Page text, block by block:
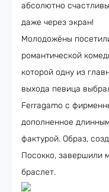
абсолютно
даже через экран!
Молодожёны
романтической
которой одну из
выхода певица
Ferragamo с
дополненное
фактурой. Образ,
Посокко, завершили
браслет.